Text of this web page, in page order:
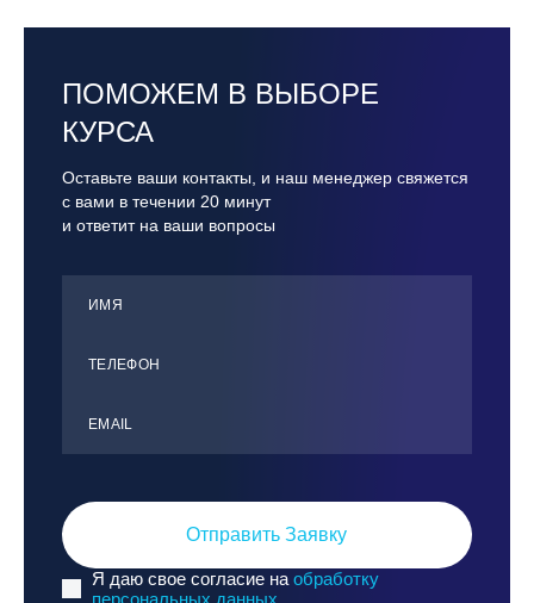
ПОМОЖЕМ В ВЫБОРЕ
КУРСА
Оставьте ваши контакты, и наш менеджер свяжется
с вами в течении 20 минут
и ответит на ваши вопросы
ИМЯ
ТЕЛЕФОН
ЕMАIL
Отправить Заявку
Я даю свое согласие на обработку
персональных данных